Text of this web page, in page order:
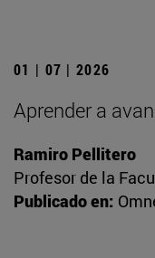
01 | 07 | 2026
Aprender a
Ramiro Pellitero
Profesor de la
Publicado en: